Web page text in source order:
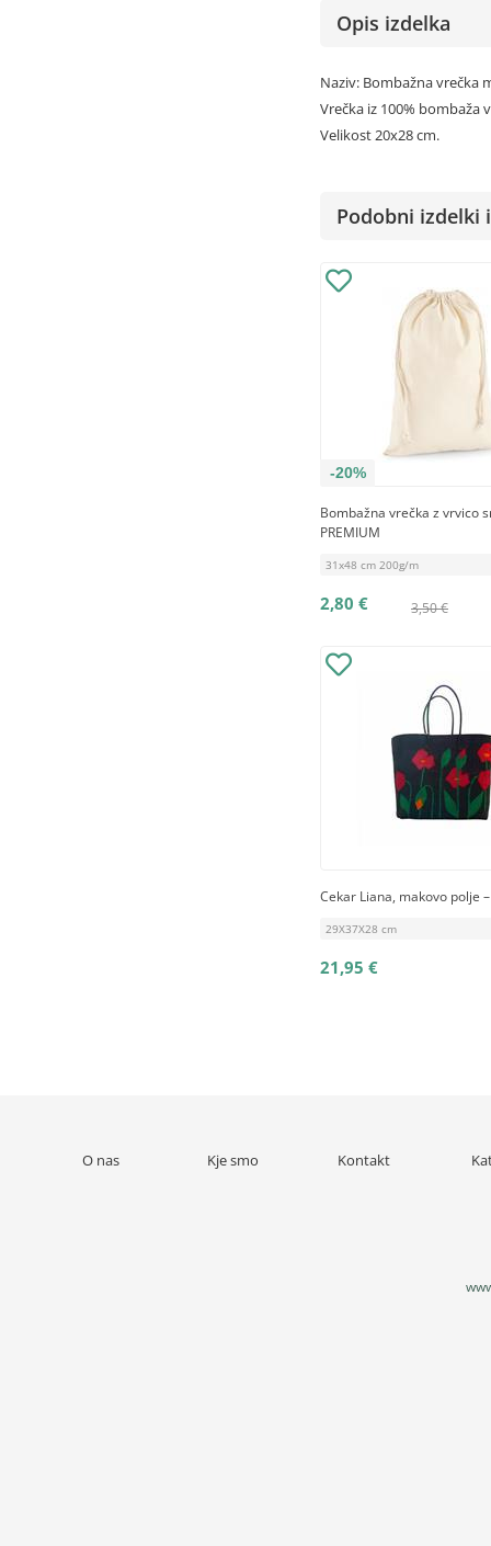
Opis izdelka
Naziv: Bombažna vrečka
Vrečka iz 100% bombaža
Velikost 20x28 cm.
Podobni izdelki
-20%
Bombažna vrečka z vrvico
PREMIUM
31x48 cm 200g/m
3,50 €
2,80 €
Cekar Liana, makovo polje
29X37X28 cm
21,95 €
O nas Kje smo Kontakt